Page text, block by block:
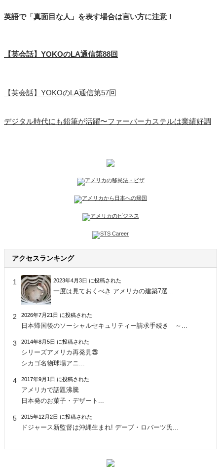
英語で「真面目な人」を表す場合は言い方に注意！
【英会話】YOKOのLA通信第88回
【英会話】YOKOのLA通信第57回
デジタル時代にも鉛筆が活躍〜ファーバーカステルは業績好調
アクセスランキング
2023年4月3日 に投稿された
一度は見ておくべき アメリカの建築7選...
2026年7月21日 に投稿された
日本帰国後のソーシャルセキュリティー請求手続き ～...
2014年8月5日 に投稿された
シリーズアメリカ再発見㉕
シカゴ名物球場アニ...
2017年9月1日 に投稿された
アメリカで話題沸騰
日本発のお菓子・デザート...
2015年12月2日 に投稿された
ドジャース新監督は沖縄生まれ! デーブ・ロバーツ氏...